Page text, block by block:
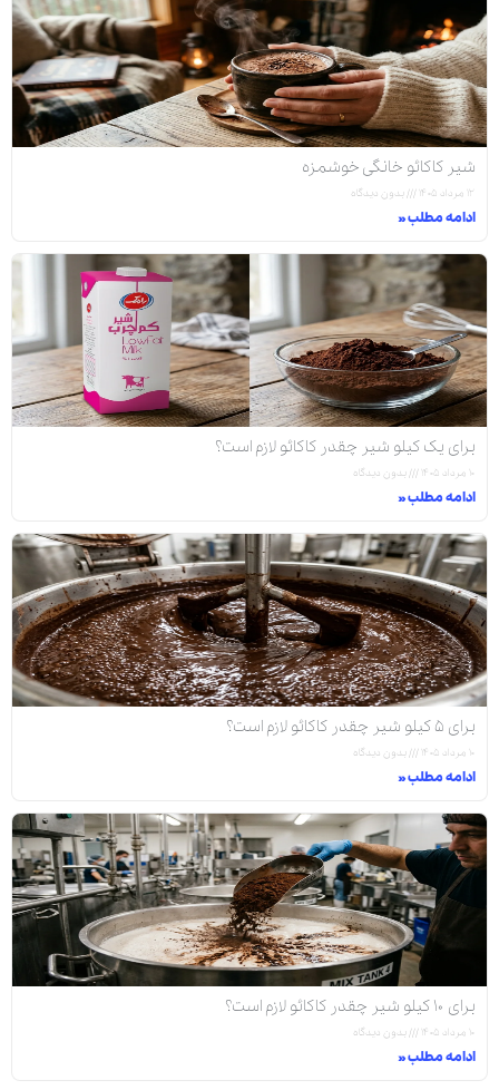
شیر کاکائو خانگی خوشمزه
۱۲ مرداد ۱۴۰۵ بدون دیدگاه
ادامه مطلب »
برای یک کیلو شیر چقدر کاکائو لازم است؟
۱۰ مرداد ۱۴۰۵ بدون دیدگاه
ادامه مطلب »
برای ۵ کیلو شیر چقدر کاکائو لازم است؟
۱۰ مرداد ۱۴۰۵ بدون دیدگاه
ادامه مطلب »
برای ۱۰ کیلو شیر چقدر کاکائو لازم است؟
۱۰ مرداد ۱۴۰۵ بدون دیدگاه
ادامه مطلب »